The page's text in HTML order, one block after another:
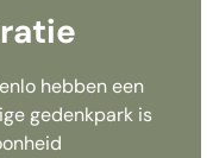
hebben een
gedenkpark is